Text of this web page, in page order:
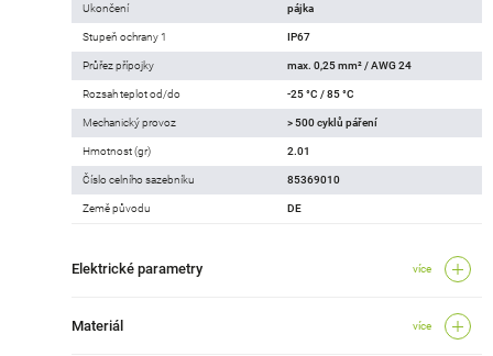
Ukončení pájka
Stupeň ochrany 1 IP67
Průřez přípojky max. 0,25 mm² / AWG 24
Rozsah teplot od/do -25 °C / 85 °C
Mechanický provoz > 500 cyklů páření
Hmotnost (gr) 2.01
Číslo celního sazebníku 85369010
Země původu DE
Elektrické parametry více
Materiál více